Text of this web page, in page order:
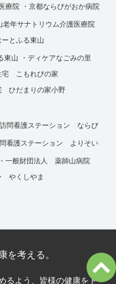
療院 ・京都ならびがおか病院
老年サナトリウム介護医療院
とふる東山
東山
・ディケアなごみの里
宅 こもれびの家
ひだまりの家小野
訪問看護ステーション ならび
問看護ステーション よりそい
・一般財団法人 薬師山病院
やくしやま
を考える。
るよう、皆様の健康をトー